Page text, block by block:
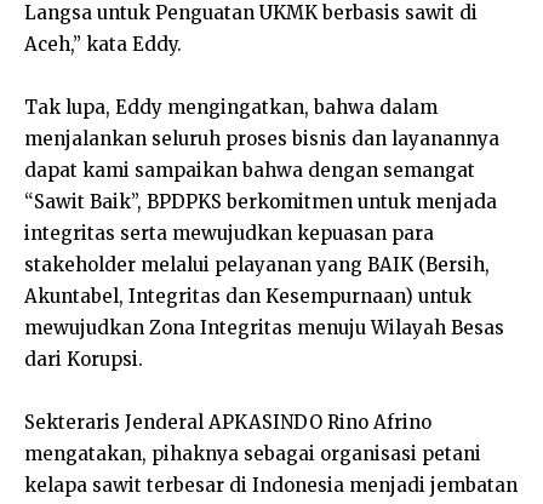
Langsa untuk Penguatan UKMK berbasis sawit di
Aceh,” kata Eddy.
Tak lupa, Eddy mengingatkan, bahwa dalam
menjalankan seluruh proses bisnis dan layanannya
dapat kami sampaikan bahwa dengan semangat
“Sawit Baik”, BPDPKS berkomitmen untuk menjada
integritas serta mewujudkan kepuasan para
stakeholder melalui pelayanan yang BAIK (Bersih,
Akuntabel, Integritas dan Kesempurnaan) untuk
mewujudkan Zona Integritas menuju Wilayah Besas
dari Korupsi.
Sekteraris Jenderal APKASINDO Rino Afrino
mengatakan, pihaknya sebagai organisasi petani
kelapa sawit terbesar di Indonesia menjadi jembatan